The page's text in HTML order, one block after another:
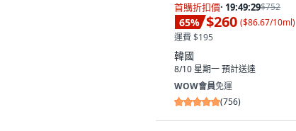
首購折扣價· 19:49:28$752
65% $260 ($86.67/10ml)
運費 $195
韓國
8/10 星期一預計送達
WOW會員免運
(756)